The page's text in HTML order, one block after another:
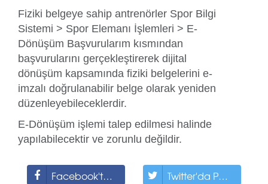
Fiziki belgeye sahip antrenörler Spor Bilgi
Sistemi > Spor Elemanı İşlemleri > E-
Dönüşüm Başvurularım kısmından
başvurularını gerçekleştirerek dijital
dönüşüm kapsamında fiziki belgelerini e-
imzalı doğrulanabilir belge olarak yeniden
düzenleyebileceklerdir.
E-Dönüşüm işlemi talep edilmesi halinde
yapılabilecektir ve zorunlu değildir.
Facebook'ta Paylaş Twitter'da Paylaş